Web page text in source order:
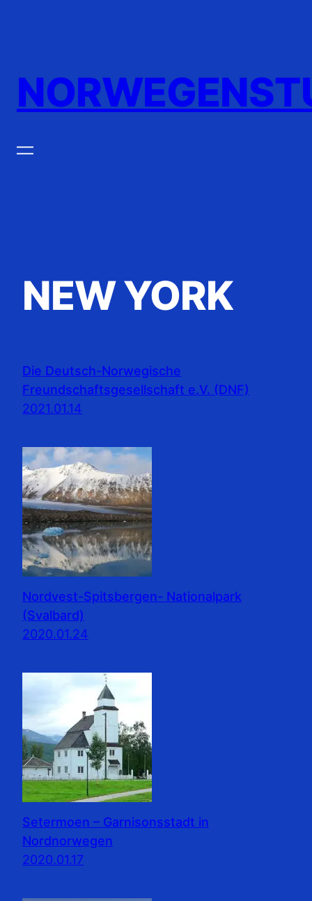
NEW YORK
Die Deutsch-Norwegische
Freundschaftsgesellschaft e.V. (DNF)
2021.01.14
Nordvest-Spitsbergen- Nationalpark
(Svalbard)
2020.01.24
Setermoen – Garnisonsstadt in
Nordnorwegen
2020.01.17